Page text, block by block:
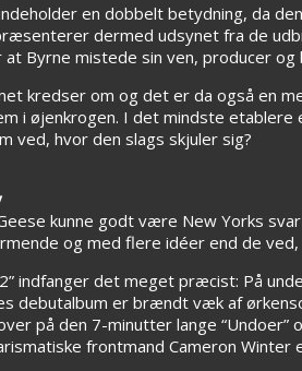
en dobbelt betydning, da
dermed udsynet fra de
Byrne mistede sin ven, producer
kredser om og det er da også en
i øjenkrogen. I det mindste
ved, hvor den slags skjuler sig?
kunne godt være New Yorks
og med flere idéer end de
indfanger det meget præcist: På
debutalbum er brændt væk af
på den 7-minutter lange
frontmand Cameron Winter